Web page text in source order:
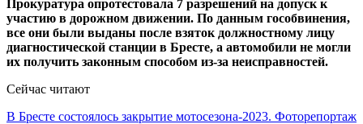
Прокуратура опротестовала 7 разрешений на допуск к
участию в дорожном движении. По данным гособвинения,
все они были выданы после взяток должностному лицу
диагностической станции в Бресте, а автомобили не могли
их получить законным способом из-за неисправностей.
Сейчас читают
В Бресте состоялось закрытие мотосезона-2023. Фоторепортаж